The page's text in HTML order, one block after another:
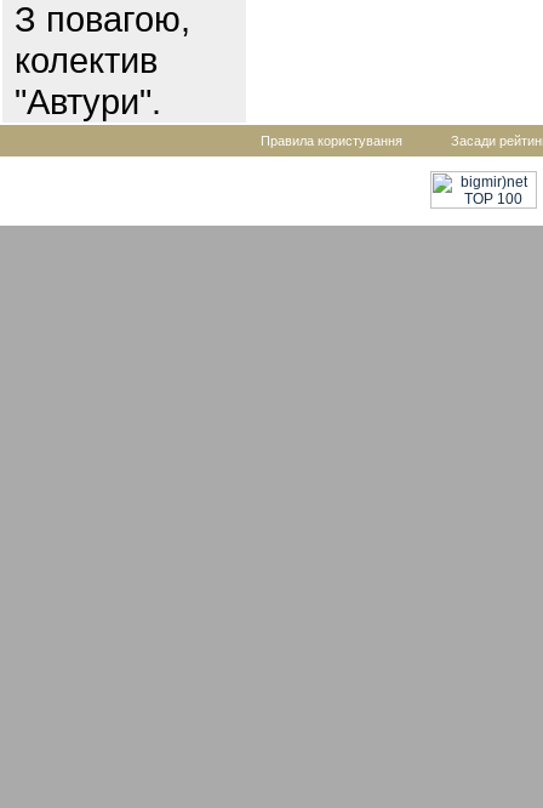
З повагою,
колектив
"Автури".
Правила користування Засади